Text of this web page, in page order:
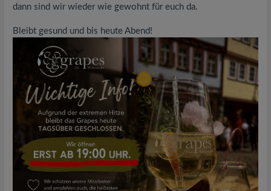
dann sind wir wieder wie gewohnt für euch da.
Bleibt gesund und bis heute Abend!